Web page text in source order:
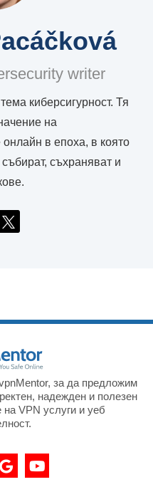
writer
киберсигурност. Тя
на
в епоха, в която
съхраняват и
за да предложим
надежден и полезен
на VPN услуги и уеб